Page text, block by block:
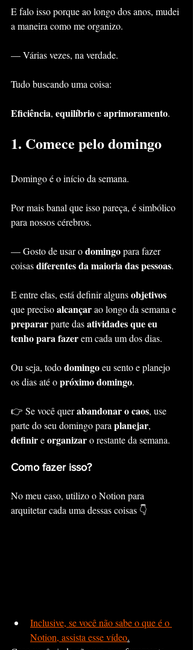
E falo isso porque ao longo dos anos, mudei
a maneira como me organizo.
— Várias vezes, na verdade.
Tudo buscando uma coisa:
Eficiência, equilíbrio e aprimoramento.
1. Comece pelo domingo
Domingo é o início da semana.
Por mais banal que isso pareça, é simbólico
para nossos cérebros.
— Gosto de usar o domingo para fazer
coisas diferentes da maioria das pessoas.
E entre elas, está definir alguns objetivos
que preciso alcançar ao longo da semana e
preparar parte das atividades que eu
tenho para fazer em cada um dos dias.
Ou seja, todo domingo eu sento e planejo
os dias até o próximo domingo.
👉 Se você quer abandonar o caos, use
parte do seu domingo para planejar,
definir e organizar o restante da semana.
Como fazer isso?
No meu caso, utilizo o Notion para
arquitetar cada uma dessas coisas 👇
Inclusive, se você não sabe o que é o
Notion, assista esse vídeo.